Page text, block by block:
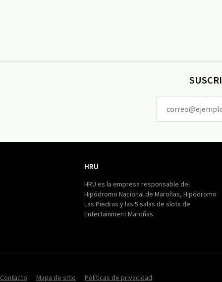
HRU
HRU es la empresa responsable del
Hipódromo Nacional de Maroñas, Hipódromo
Las Piedras y las 5 salas de slots de
Entertainment Maroñas
Contacto Mapa de sitio Políticas de privacidad